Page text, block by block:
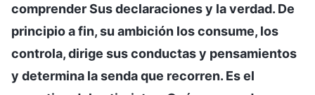
comprender Sus declaraciones y la verdad. De
principio a fin, su ambición los consume, los
controla, dirige sus conductas y pensamientos
y determina la senda que recorren. Es el